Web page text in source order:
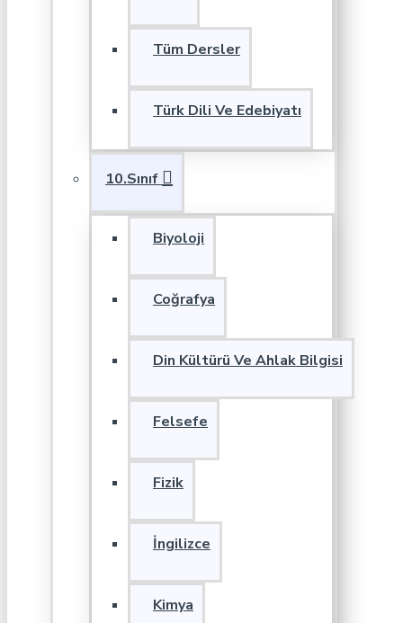
Tüm Dersler
Türk Dili Ve Edebiyatı
10.Sınıf
Biyoloji
Coğrafya
Din Kültürü Ve Ahlak Bilgisi
Felsefe
Fizik
İngilizce
Kimya